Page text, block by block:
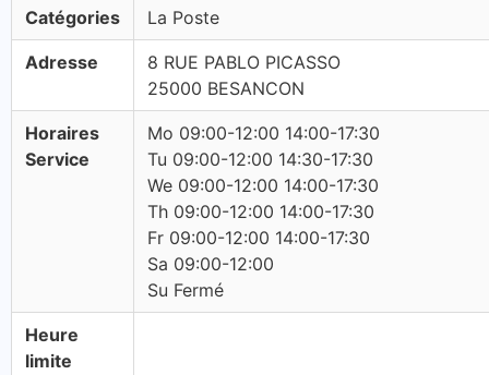
Catégories La Poste
Adresse
8 RUE PABLO PICASSO
25000 BESANCON
Horaires
Service
Mo 09:00-12:00 14:00-17:30
Tu 09:00-12:00 14:30-17:30
We 09:00-12:00 14:00-17:30
Th 09:00-12:00 14:00-17:30
Fr 09:00-12:00 14:00-17:30
Sa 09:00-12:00
Su Fermé
Heure
limite